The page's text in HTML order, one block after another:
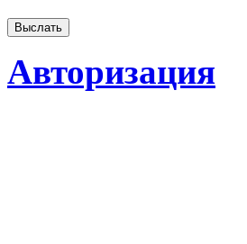
Авторизация